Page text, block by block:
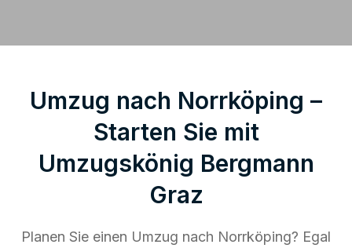
Umzug nach Norrköping –
Starten Sie mit
Umzugskönig Bergmann
Graz
Planen Sie einen Umzug nach Norrköping? Egal